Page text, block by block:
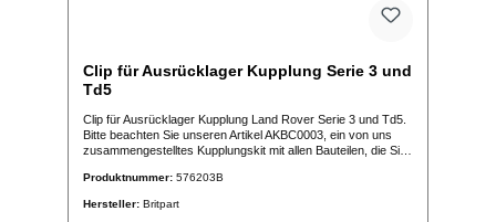
Clip für Ausrücklager Kupplung Serie 3 und
Td5
Clip für Ausrücklager Kupplung Land Rover Serie 3 und Td5.
Bitte beachten Sie unseren Artikel AKBC0003, ein von uns
zusammengestelltes Kupplungskit mit allen Bauteilen, die Sie
Nr.:576203)
Produktnummer: 576203B
Hersteller: Britpart